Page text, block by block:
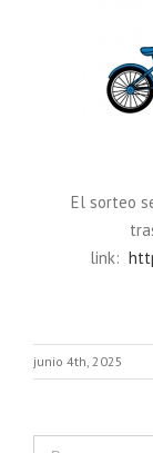
El sorteo
link:
junio 4th, 2025